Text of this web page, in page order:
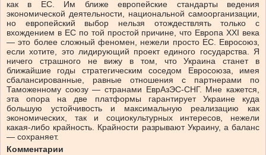
как в ЕС. Им ближе европейские стандарты ведения
экономической деятельности, национальной самоорганизации,
но европейский выбор нельзя отождествлять только с
вхождением в ЕС по той простой причине, что Европа XXI века
— это более сложный феномен, нежели просто ЕС. Евросоюз,
если хотите, это лидирующий проект единого государства. Я
ничего страшного не вижу в том, что Украина станет в
ближайшие годы стратегическим соседом Евросоюза, имея
сбалансированные, равные отношения с партнерами по
Таможенному союзу — странами ЕврАзЭС-СНГ. Мне кажется,
эта опора на две платформы гарантирует Украине куда
большую устойчивость и максимальную реализацию как
экономических, так и социокультурных интересов, нежели
какая-либо крайность. Крайности разрывают Украину, а баланс
— сохраняет.
Комментарии